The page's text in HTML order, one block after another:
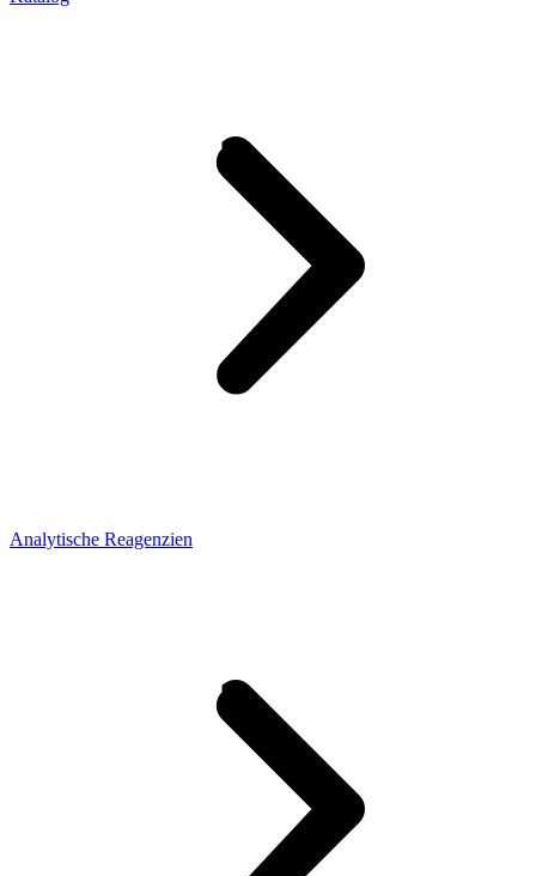
Analytische Reagenzien